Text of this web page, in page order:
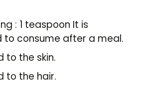
: 1 teaspoon It is
consume after a meal.
to the skin.
to the hair.